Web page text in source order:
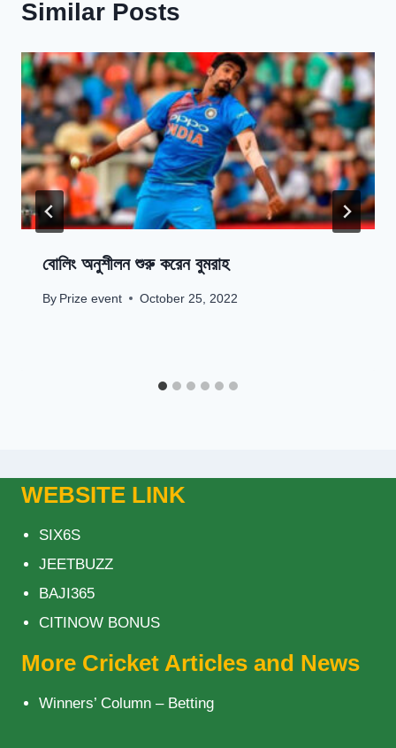
Similar Posts
বোলিং অনুশীলন শুরু করেন বুমরাহ
By Prize event October 25, 2022
WEBSITE LINK
SIX6S
JEETBUZZ
BAJI365
CITINOW BONUS
More Cricket Articles and News
Winners’ Column – Betting